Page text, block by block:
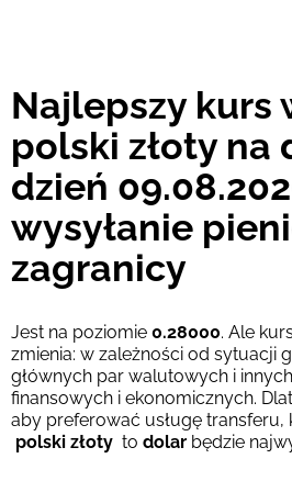
Prowizja Strumok, zawsze 0%
Najlepszy kurs
polski złoty na
dzień
wysyłanie
zagranicy
Jest na poziomie 0.28000. Ale
zmienia: w zależności od sytuacji
głównych par walutowych i
finansowych i ekonomicznych.
aby preferować usługę
polski złoty to dolar będzie